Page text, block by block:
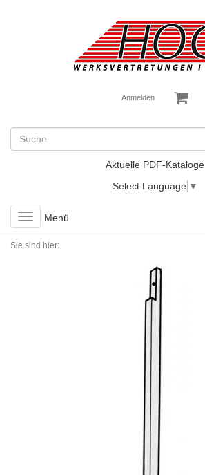
Anmelden
Aktuelle PDF-Kataloge
Select Language ▼
Toggle
navigation
Menü
Sie sind hier: